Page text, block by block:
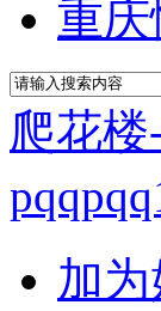
重庆
爬花
加